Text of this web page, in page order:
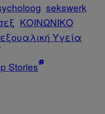
sekswerk
ΚΟΙΝΩΝΙΚΟ
Υγεία
Stories